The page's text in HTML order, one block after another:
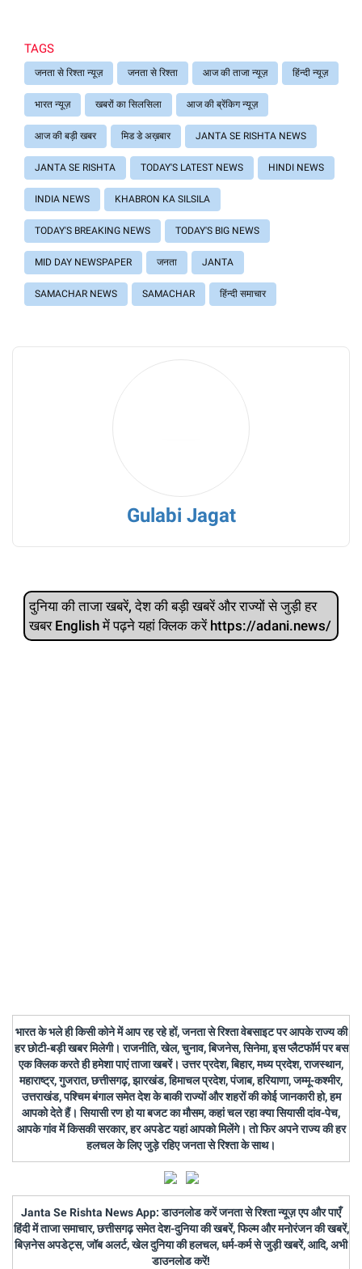
TAGS
जनता से रिश्ता न्यूज़ जनता से रिश्ता आज की ताजा न्यूज़ हिंन्दी न्यूज़
भारत न्यूज़ खबरों का सिलसिला आज की ब्रेंकिग न्यूज़
आज की बड़ी खबर मिड डे अख़बार JANTA SE RISHTA NEWS
JANTA SE RISHTA TODAY'S LATEST NEWS HINDI NEWS
INDIA NEWS KHABRON KA SILSILA
TODAY'S BREAKING NEWS TODAY'S BIG NEWS
MID DAY NEWSPAPER जनता JANTA
SAMACHAR NEWS SAMACHAR हिंन्दी समाचार
Gulabi Jagat
दुनिया की ताजा खबरें, देश की बड़ी खबरें और राज्‍यों से जुड़ी हर
खबर English में पढ़ने यहां क्लिक करें https://adani.news/
भारत के भले ही किसी कोने में आप रह रहे हों, जनता से रिश्ता वेबसाइट पर आपके राज्य की
हर छोटी-बड़ी खबर मिलेगी। राजनीति, खेल, चुनाव, बिजनेस, सिनेमा, इस प्लैटफॉर्म पर बस
एक क्लिक करते ही हमेशा पाएं ताजा खबरें। उत्तर प्रदेश, बिहार, मध्य प्रदेश, राजस्थान,
महाराष्ट्र, गुजरात, छत्तीसगढ़, झारखंड, हिमाचल प्रदेश, पंजाब, हरियाणा, जम्मू-कश्मीर,
उत्तराखंड, पश्चिम बंगाल समेत देश के बाकी राज्यों और शहरों की कोई जानकारी हो, हम
आपको देते हैं। सियासी रण हो या बजट का मौसम, कहां चल रहा क्या सियासी दांव-पेच,
आपके गांव में किसकी सरकार, हर अपडेट यहां आपको मिलेंगे। तो फिर अपने राज्य की हर
हलचल के लिए जुड़े रहिए जनता से रिश्ता के साथ।
Janta Se Rishta News App: डाउनलोड करें जनता से रिश्ता न्यूज़ एप और पाएँ
हिंदी में ताजा समाचार, छत्तीसगढ़ समेत देश-दुनिया की खबरें, फिल्म और मनोरंजन की खबरें,
बिज़नेस अपडेट्स, जॉब अलर्ट, खेल दुनिया की हलचल, धर्म-कर्म से जुड़ी खबरें, आदि, अभी
डाउनलोड करें!